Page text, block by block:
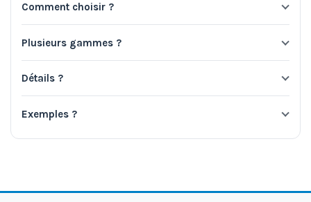
Comment choisir ?
Plusieurs gammes ?
Détails ?
Exemples ?